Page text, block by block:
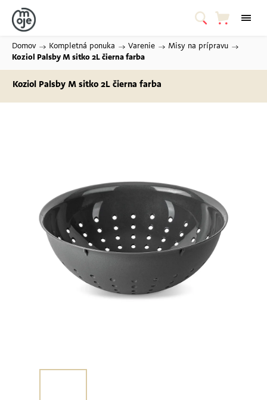
Domov / Kompletná ponuka / Varenie / Misy na prípravu /
Koziol Palsby M sitko 2L čierna farba
Koziol Palsby M sitko 2L čierna farba